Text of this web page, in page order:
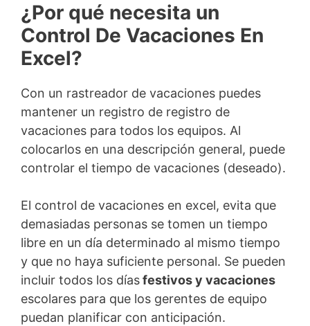
¿Por qué necesita un
Control De Vacaciones En
Excel?
Con un rastreador de vacaciones puedes
mantener un registro de registro de
vacaciones para todos los equipos. Al
colocarlos en una descripción general, puede
controlar el tiempo de vacaciones (deseado).
El control de vacaciones en excel, evita que
demasiadas personas se tomen un tiempo
libre en un día determinado al mismo tiempo
y que no haya suficiente personal. Se pueden
incluir todos los díasfestivos y vacaciones
escolares para que los gerentes de equipo
puedan planificar con anticipación.